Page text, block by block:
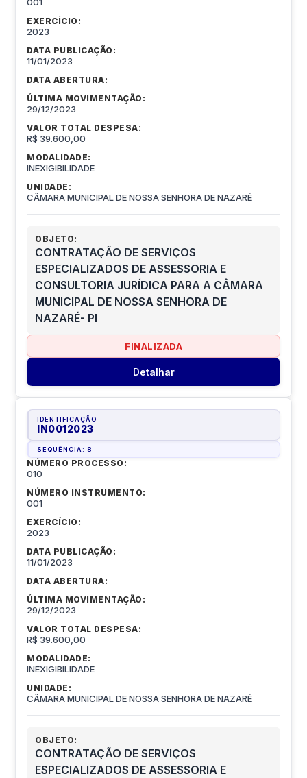
001
EXERCÍCIO:
2023
DATA PUBLICAÇÃO:
11/01/2023
DATA ABERTURA:
ÚLTIMA MOVIMENTAÇÃO:
29/12/2023
VALOR TOTAL DESPESA:
R$ 39.600,00
MODALIDADE:
INEXIGIBILIDADE
UNIDADE:
CÂMARA MUNICIPAL DE NOSSA SENHORA DE NAZARÉ
OBJETO:
CONTRATAÇÃO DE SERVIÇOS
ESPECIALIZADOS DE ASSESSORIA E
CONSULTORIA JURÍDICA PARA A CÂMARA
MUNICIPAL DE NOSSA SENHORA DE
NAZARÉ- PI
FINALIZADA
Detalhar
IDENTIFICAÇÃO
IN0012023
SEQUÊNCIA: 8
NÚMERO PROCESSO:
010
NÚMERO INSTRUMENTO:
001
EXERCÍCIO:
2023
DATA PUBLICAÇÃO:
11/01/2023
DATA ABERTURA:
ÚLTIMA MOVIMENTAÇÃO:
29/12/2023
VALOR TOTAL DESPESA:
R$ 39.600,00
MODALIDADE:
INEXIGIBILIDADE
UNIDADE:
CÂMARA MUNICIPAL DE NOSSA SENHORA DE NAZARÉ
OBJETO:
CONTRATAÇÃO DE SERVIÇOS
ESPECIALIZADOS DE ASSESSORIA E